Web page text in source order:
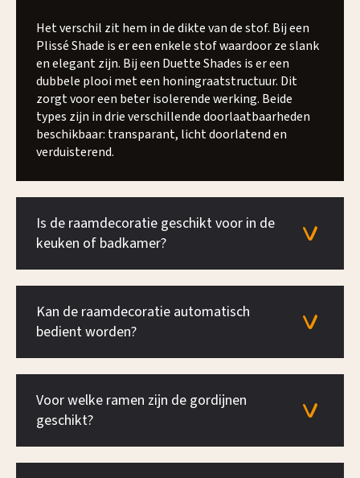
Het verschil zit hem in de dikte van de stof. Bij een
Plissé Shade is er een enkele stof waardoor ze slank
en elegant zijn. Bij een Duette Shades is er een
dubbele plooi met een honingraatstructuur. Dit
zorgt voor een beter isolerende werking. Beide
types zijn in drie verschillende doorlaatbaarheden
beschikbaar: transparant, licht doorlatend en
verduisterend.
Is de raamdecoratie geschikt voor in de
keuken of badkamer?
Kan de raamdecoratie automatisch
bedient worden?
Voor welke ramen zijn de gordijnen
geschikt?